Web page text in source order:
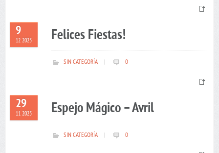
9
12 2025 Felices Fiestas!
SIN CATEGORÍA 0
29
11 2025 Espejo Mágico – Avril
SIN CATEGORÍA 0